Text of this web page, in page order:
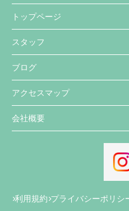
トップページ
スタッフ
ブログ
アクセスマップ
会社概要
利用規約 プライバシーポリシ